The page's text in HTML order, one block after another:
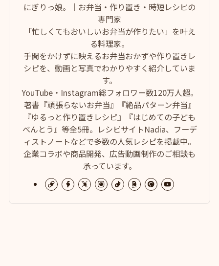
にぎりっ娘。｜お弁当・作り置き・時短レシピの
専門家
「忙しくてもおいしいお弁当が作りたい」を叶え
る料理家。
手間をかけずに映えるお弁当おかずや作り置きレ
シピを、動画と写真でわかりやすく紹介していま
す。
YouTube・Instagram総フォロワー数120万人超。
著書『頑張らないお弁当』『絶品パターン弁当』
『ゆるっと作り置きレシピ』『はじめての子ども
べんとう』等全5冊。レシピサイトNadia、フーデ
ィストノートなどで多数の人気レシピを掲載中。
企業コラボや商品開発、広告動画制作のご相談も
承っています。